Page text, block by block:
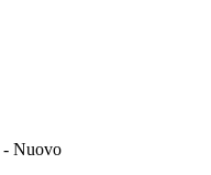
- Nuovo